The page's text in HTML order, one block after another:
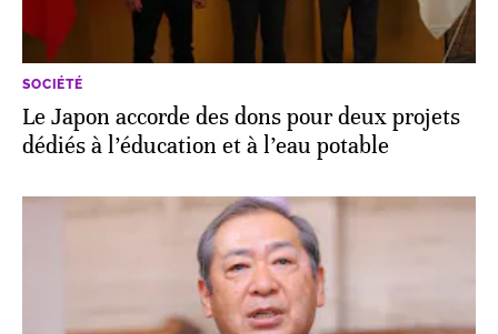
SOCIÉTÉ
Le Japon accorde des dons pour deux projets
dédiés à l’éducation et à l’eau potable